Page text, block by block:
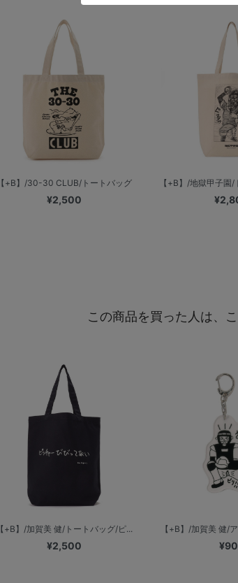
【+B】/30-30 CLUB/トートバッグ
¥2,500
【+B】/地獄甲子園
この商品を買った人は、
【+B】/加賀美 健/トートバッグ/ピ...
¥2,500
【+B】/加賀美 健/